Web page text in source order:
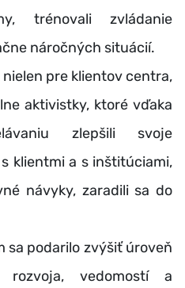
trénovali zvládanie
náročných situácií.
pre klientov centra,
aktivistky, ktoré vďaka
zlepšili svoje
klientmi a s inštitúciami,
návyky, zaradili sa do
podarilo zvýšiť úroveň
rozvoja, vedomostí a